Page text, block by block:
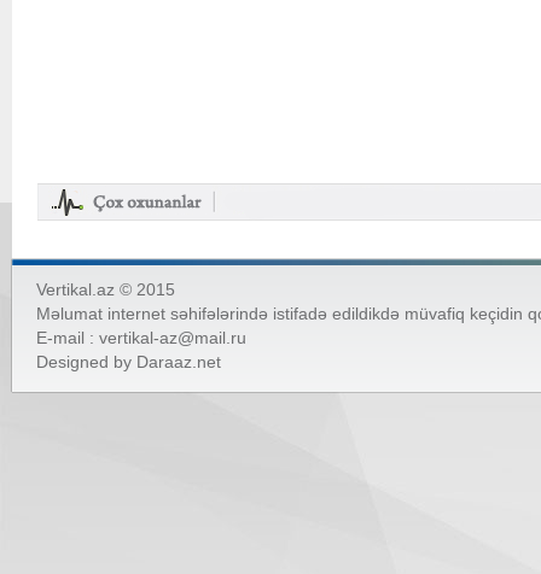
Vertikal.az © 2015
Məlumat internet səhifələrində istifadə edildikdə müvafiq keçidin
E-mail : vertikal-az@mail.ru
Designed by Daraaz.net